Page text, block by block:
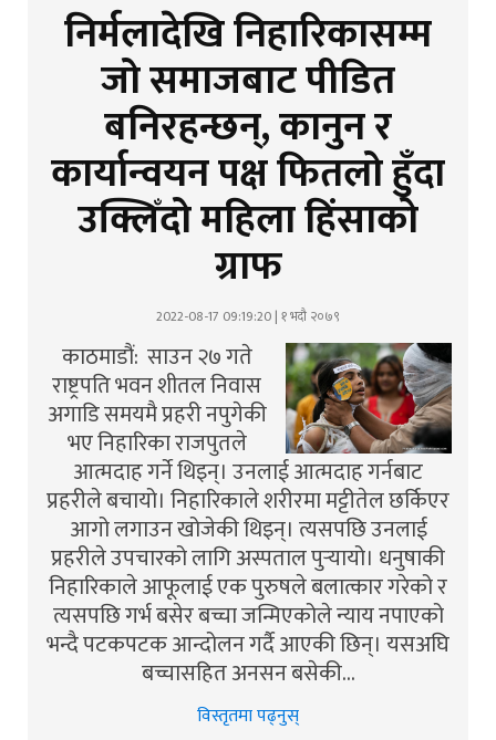
निर्मलादेखि निहारिकासम्म
जो समाजबाट पीडित
बनिरहन्छन्, कानुन र
कार्यान्वयन पक्ष फितलो हुँदा
उक्लिँदो महिला हिंसाको
ग्राफ
2022-08-17 09:19:20 | १ भदौ २०७९
काठमाडौं: साउन २७ गते
राष्ट्रपति भवन शीतल निवास
अगाडि समयमै प्रहरी नपुगेकी
भए निहारिका राजपुतले
आत्मदाह गर्ने थिइन्। उनलाई आत्मदाह गर्नबाट
प्रहरीले बचायो। निहारिकाले शरीरमा मट्टीतेल छर्किएर
आगो लगाउन खोजेकी थिइन्। त्यसपछि उनलाई
प्रहरीले उपचारको लागि अस्पताल पुर्‍यायो। धनुषाकी
निहारिकाले आफूलाई एक पुरुषले बलात्कार गरेको र
त्यसपछि गर्भ बसेर बच्चा जन्मिएकोले न्याय नपाएको
भन्दै पटकपटक आन्दोलन गर्दै आएकी छिन्। यसअघि
बच्चासहित अनसन बसेकी…
विस्तृतमा पढ्नुस्